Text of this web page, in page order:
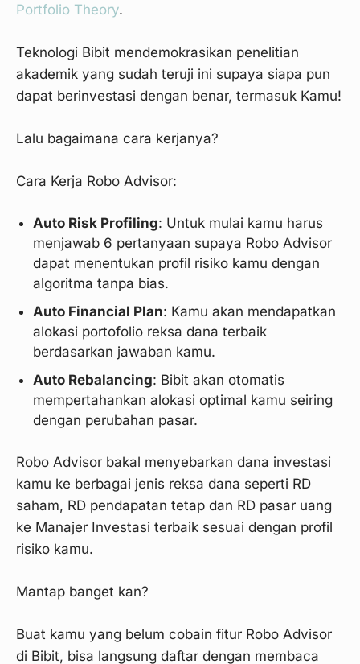
Portfolio Theory.
Teknologi Bibit mendemokrasikan penelitian
akademik yang sudah teruji ini supaya siapa pun
dapat berinvestasi dengan benar, termasuk Kamu!
Lalu bagaimana cara kerjanya?
Cara Kerja Robo Advisor:
Auto Risk Profiling: Untuk mulai kamu harus
menjawab 6 pertanyaan supaya Robo Advisor
dapat menentukan profil risiko kamu dengan
algoritma tanpa bias.
Auto Financial Plan: Kamu akan mendapatkan
alokasi portofolio reksa dana terbaik
berdasarkan jawaban kamu.
Auto Rebalancing: Bibit akan otomatis
mempertahankan alokasi optimal kamu seiring
dengan perubahan pasar.
Robo Advisor bakal menyebarkan dana investasi
kamu ke berbagai jenis reksa dana seperti RD
saham, RD pendapatan tetap dan RD pasar uang
ke Manajer Investasi terbaik sesuai dengan profil
risiko kamu.
Mantap banget kan?
Buat kamu yang belum cobain fitur Robo Advisor
di Bibit, bisa langsung daftar dengan membaca